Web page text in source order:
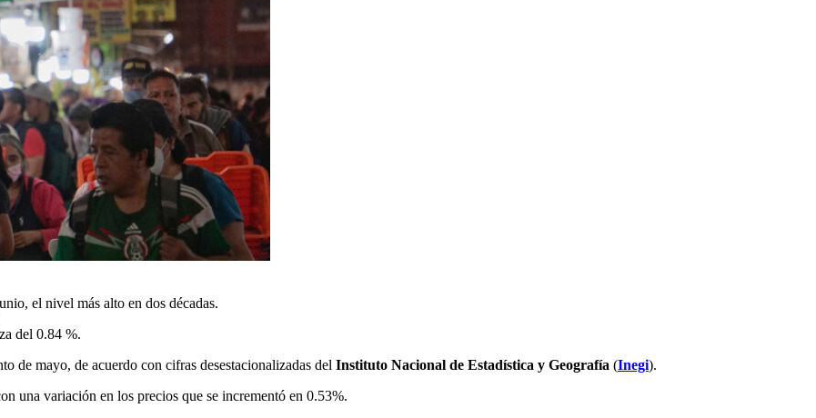
el nivel más alto en dos décadas.
del 0.84 %.
de mayo, de acuerdo con cifras desestacionalizadas del Instituto Nacional de Estadística y Geografía (Inegi).
una variación en los precios que se incrementó en 0.53%.